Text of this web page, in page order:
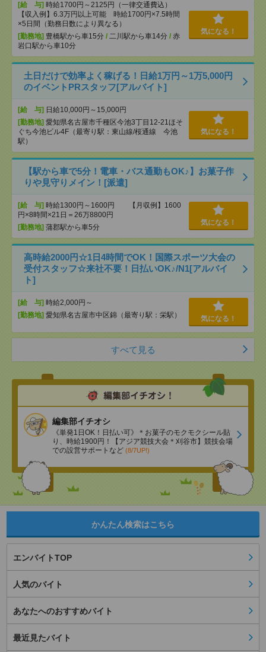
[給 与] 時給1700円～2125円（一律交通費込）
【収入例】6.3万円以上可能 時給1700円×7.5時間
×5日間（勤務日数により異なる）
[勤務地] 豊橋駅から車15分 / 二川駅から車14分 / 赤
岩口駅から車10分
気になる！
土日だけで効率よく稼げる！日給1万円～1万5,000円
のイベントPRスタッフ[アルバイト]
[給 与] 日給10,000円～15,000円
[勤務地] 愛知県名古屋市千種区今池3丁目12-21ほそ
ぐち今池ビル4F（最寄り駅：東山線/桜通線 今池
駅）
気になる！
【駅から車で5分！電車・バス通勤もOK♪】お菓子作
りや見守りメイン！[派遣]
[給 与] 時給1300円～1600円 【月収例】1600
円×8時間×21日＝26万8800円
[勤務地] 蒲郡駅から車5分
気になる！
高時給2000円☆1日4時間でOK！国際スポーツ大会の
受付スタッフ☆来社不要！日払いOK♪/N1[アルバイ
ト]
[給 与] 時給2,000円～
[勤務地] 愛知県名古屋市中区錦（最寄り駅：栄駅） 気になる！
すべて見る
編集部イチオシ
《単発1日OK！日払い可》＊お菓子のモクモクシール貼
り、時給1900円！【アジア競技大会＊刈谷市】競技会場
での設営サポートなど (8/7UP!)
かんたん検索はこちら
エンバイトTOP
人気のバイト
あなたへのおすすめバイト
最近見たバイト